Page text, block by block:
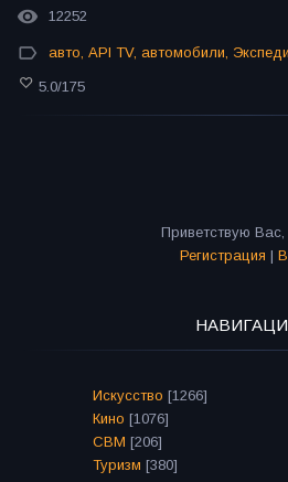
12252
авто, API TV, автомобили,
5.0/175
Приветствую Вас,
Регистрация |
Искусство [1266]
Кино [1076]
СВМ [206]
Туризм [380]